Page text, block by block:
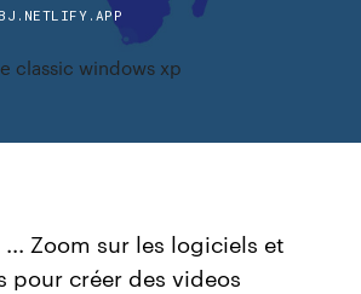
classic windows xp
... Zoom sur les logiciels et
pour créer des videos